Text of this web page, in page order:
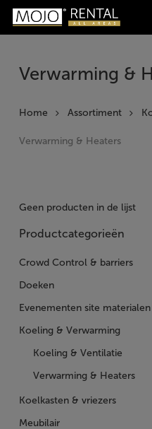
Skip
Producten
zoeken
Verwarming &
Home Assortiment
Verwarming & Heaters
Geen producten in de lijst
Productcategorieën
Crowd Control & barriers
Doeken
Evenementen site materialen
Koeling & Verwarming
Koeling & Ventilatie
Verwarming & Heaters
Koelkasten & vriezers
Meubilair